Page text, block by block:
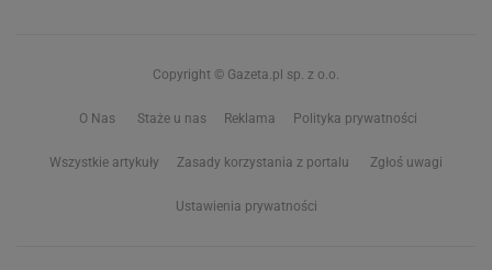
Copyright © Gazeta.pl sp. z o.o.
O Nas Staże u nas Reklama Polityka prywatności
Wszystkie artykuły Zasady korzystania z portalu Zgłoś uwagi
Ustawienia prywatności